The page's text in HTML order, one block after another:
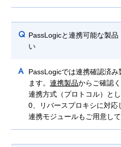
Q PassLogicと連携可能な製
い
A
PassLogicでは連携確認済
ます。連携製品からご確認く
連携方式（プロトコル）と
0、リバースプロキシに対
連携モジュールもご用意して